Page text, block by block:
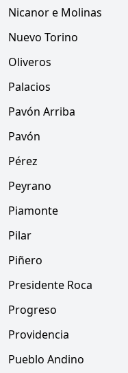
Nicanor e Molinas
Nuevo Torino
Oliveros
Palacios
Pavón Arriba
Pavón
Pérez
Peyrano
Piamonte
Pilar
Piñero
Presidente Roca
Progreso
Providencia
Pueblo Andino